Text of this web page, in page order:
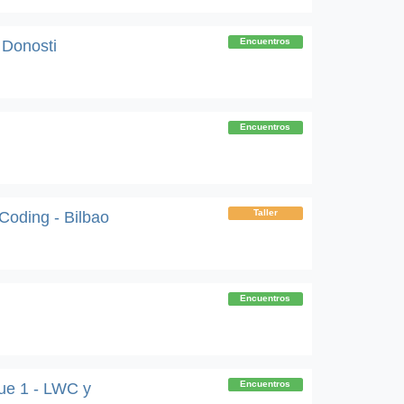
Encuentros
Encuentros
Taller
- Bilbao
Encuentros
Encuentros
1 - LWC y